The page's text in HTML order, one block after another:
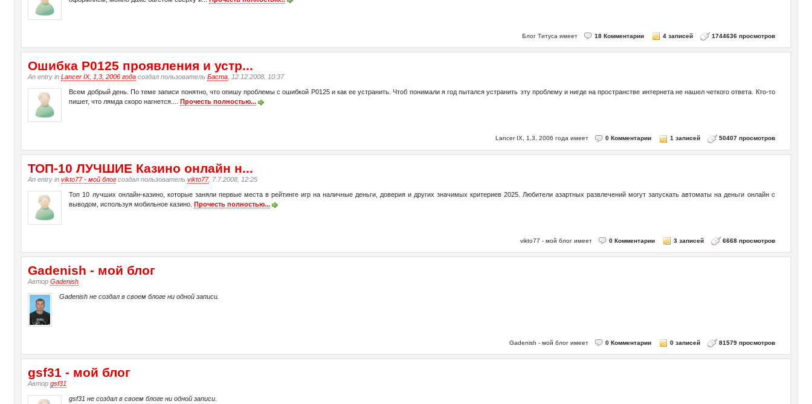
Блог Титуса имеет 18 Комментарии 4 записей 1744636 просмотров
Ошибка Р0125 проявления и устр...
An entry inLancer IX, 1,3, 2006 года создал пользовательБаста , 12.12.2008, 10:37
Всем добрый день. По теме записи понятно, что опишу проблемы с ошибкой Р0125 и как ее устранить. Чтоб понимали я год пытался устранить эту проблему и нигде на пространстве интернета не нашел четкого ответа. Кто-то
пишет, что лямда скоро нагнется....
Прочесть полностью...
Lancer IX, 1,3, 2006 года имеет 0 Комментарии 1 записей 50407 просмотров
ТО­П-10 ЛУЧШИЕ Казино онлайн н...
An entry invikto77 - мой блогсоздал пользовательvikto77, 7.7.2008, 12:25
Топ 10 лучших онлайн-казино, которые заняли первые места в рейтинге игр на наличные деньги, доверия и других значимых критериев 2025. Любители азартных развлечений могут запускать автоматы на деньги онлайн с
выводом, используя мобильное казино.Прочесть полностью...
vikto77 - мой блог имеет 0 Комментарии 3 записей 6668 просмотров
Gadenish - мой блог
АвторGadenish
Gadenish не создал в своем блоге ни одной записи.
Gadenish - мой блог имеет 0 Комментарии 0 записей 81579 просмотров
gsf31 - мой блог
Авторgsf31
gsf31 не создал в своем блоге ни одной записи.